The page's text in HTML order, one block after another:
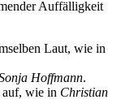
Auffälligkeit
Laut, wie in
onja Hoffmann.
auf, wie in Christian